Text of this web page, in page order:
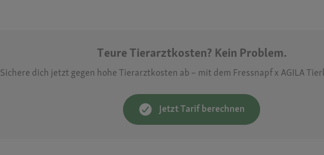
Teure Tierarztkosten? Kein Problem.
Sichere dich jetzt gegen hohe Tierarztkosten ab – mit dem Fressnapf x AGILA
Jetzt Tarif berechnen